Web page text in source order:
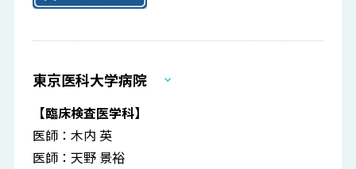
東京医科大学病院
【臨床検査医学科】
医師：木内 英
医師：天野 景裕